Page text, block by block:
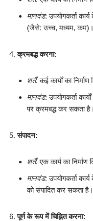
मानदंड: उपयोगकर्ता
(जैसे: उच्च, मध्यम, कम)।
क्रमबद्ध करना:
शर्तें: कई कार्यों का निर्माण
मानदंड: उपयोगकर्ता
पर क्रमबद्ध कर सकता है।
संपादन:
शर्तें: एक कार्य का निर्माण
मानदंड: उपयोगकर्ता
को संपादित कर सकता है।
पूर्ण के रूप में चिह्नित करना: